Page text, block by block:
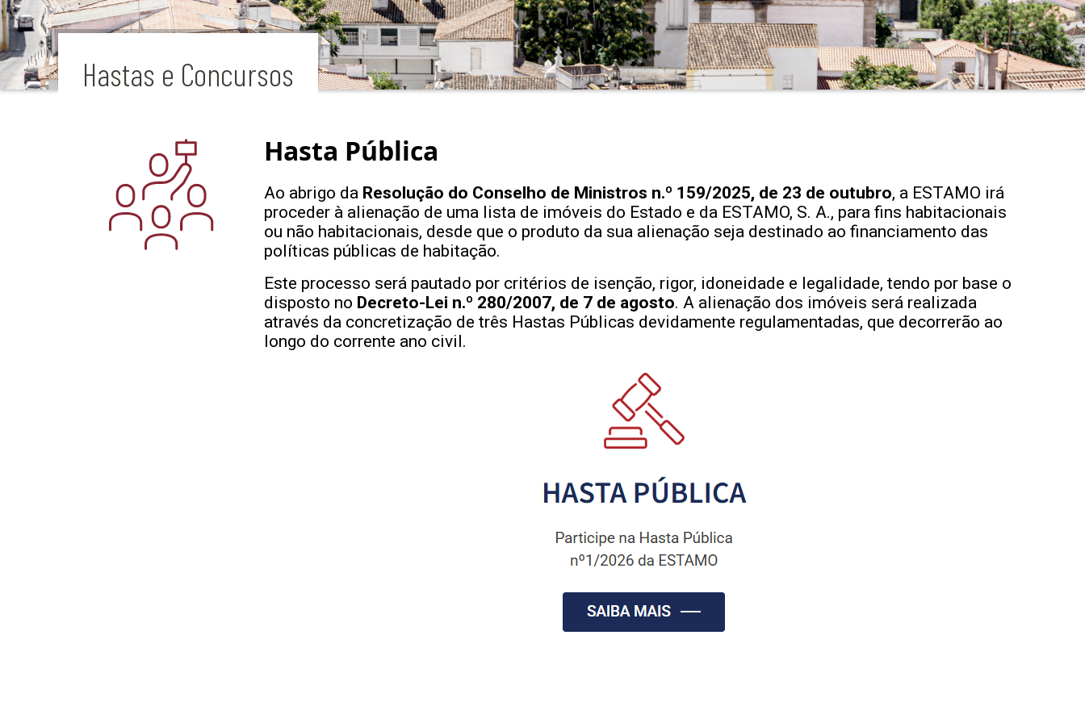
Hastas e Concursos
Hasta Pública
Ao abrigo da Resolução do Conselho de Ministros n.º 159/2025, de 23 de outubro, a ESTAMO irá
proceder à alienação de uma lista de imóveis do Estado e da ESTAMO, S. A., para fins habitacionais
ou não habitacionais, desde que o produto da sua alienação seja destinado ao financiamento das
políticas públicas de habitação.
Este processo será pautado por critérios de isenção, rigor, idoneidade e legalidade, tendo por base o
disposto no Decreto-Lei n.º 280/2007, de 7 de agosto. A alienação dos imóveis será realizada
através da concretização de três Hastas Públicas devidamente regulamentadas, que decorrerão ao
longo do corrente ano civil.